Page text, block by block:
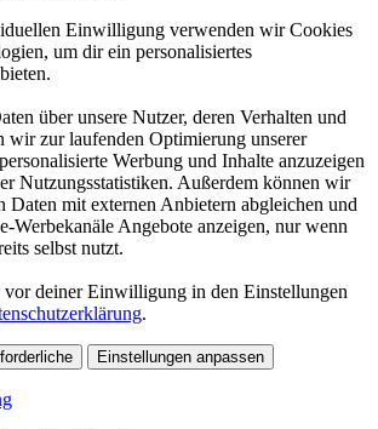
Einwilligung verwenden wir Cookies
um dir ein personalisiertes
über unsere Nutzer, deren Verhalten und
wir zur laufenden Optimierung unserer
Werbung und Inhalte anzuzeigen
Nutzungsstatistiken. Außerdem können wir
Daten mit externen Anbietern abgleichen und
Werbekanäle Angebote anzeigen, nur wenn
selbst nutzt.
deiner Einwilligung in den Einstellungen
.
Einstellungen anpassen